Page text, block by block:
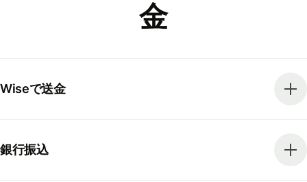
金
Wiseで送金
銀行振込